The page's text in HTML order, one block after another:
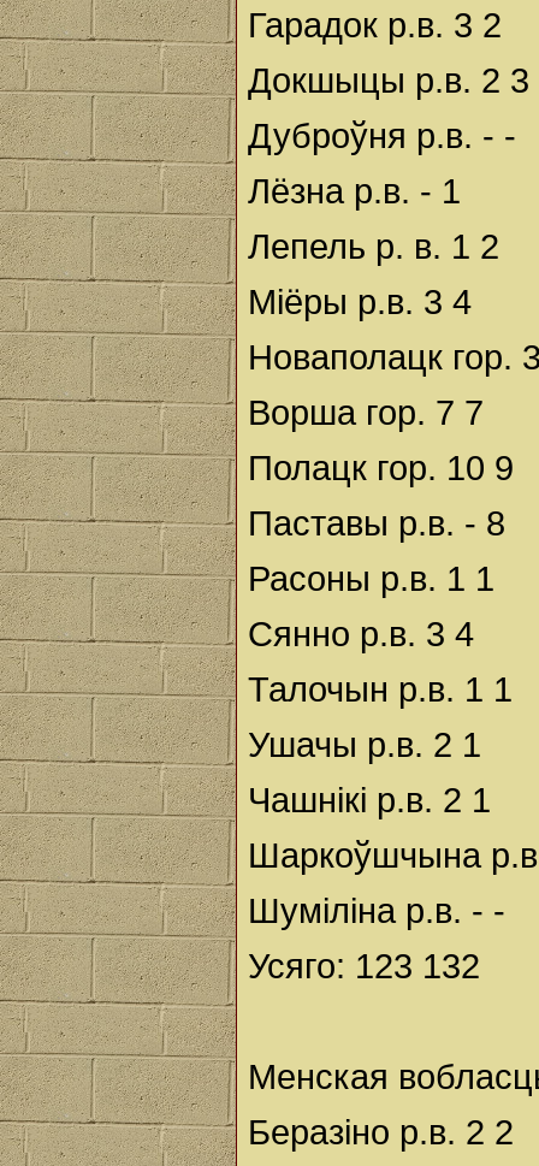
Гарадок р.в. 3 2
Докшыцы р.в. 2 3
Дуброўня р.в. - -
Лёзна р.в. - 1
Лепель р. в. 1 2
Міёры р.в. 3 4
Новаполацк гор.
Ворша гор. 7 7
Полацк гор. 10 9
Паставы р.в. - 8
Расоны р.в. 1 1
Сянно р.в. 3 4
Талочын р.в. 1 1
Ушачы р.в. 2 1
Чашнікі р.в. 2 1
Шаркоўшчына
Шуміліна р.в. - -
Усяго: 123 132
Менская
Беразіно р.в. 2 2